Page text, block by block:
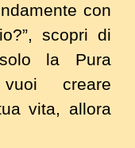
con
scopri di
la Pura
creare
vita, allora